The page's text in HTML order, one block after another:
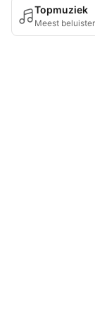
Topmuziek
Meest